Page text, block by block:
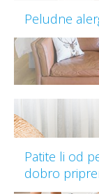
Peludne
Patite li od
dobro